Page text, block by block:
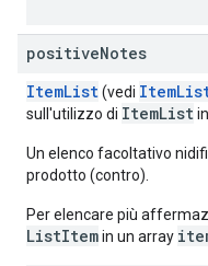
positiveNotes
ItemList(vedi
sull'utilizzo di ItemList
Un elenco facoltativo
prodotto (contro).
Per elencare più
ListItemin un array